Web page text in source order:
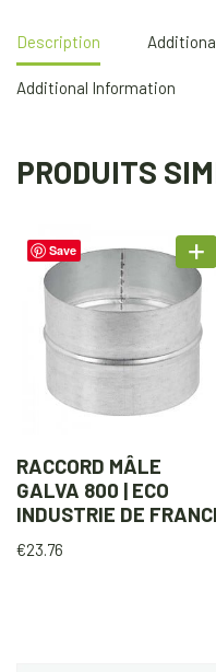
Description
Additional Information
PRODUITS
Save
RACCORD MÂLE
GALVA 800 | ECO
INDUSTRIE DE
€23.76